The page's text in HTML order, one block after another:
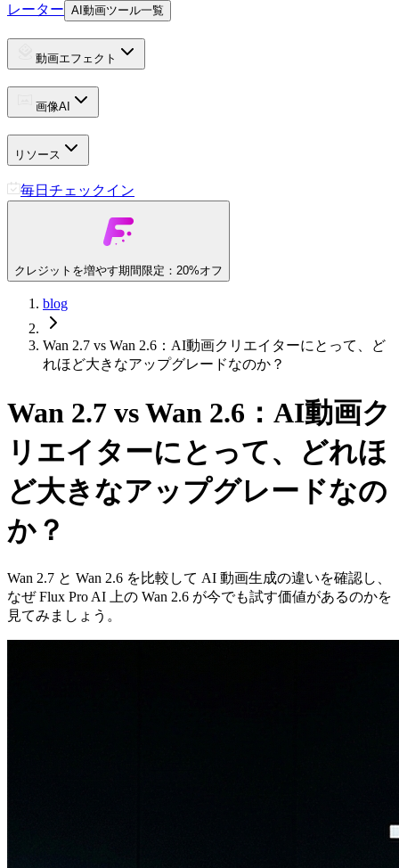
レーター AI動画ツール一覧
動画エフェクト
画像AI
リソース
毎日チェックイン
クレジットを増やす期間限定：20%オフ
blog
Wan 2.7 vs Wan 2.6：AI動画クリエイターにとって、ど
れほど大きなアップグレードなのか？
Wan 2.7 vs Wan 2.6：AI動画ク
リエイターにとって、どれほ
ど大きなアップグレードなの
か？
Wan 2.7 と Wan 2.6 を比較して AI 動画生成の違いを確認し、
なぜ Flux Pro AI 上の Wan 2.6 が今でも試す価値があるのかを
見てみましょう。